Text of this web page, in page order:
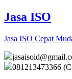
Jasa ISO
Jasa ISO Cepat
081213473366